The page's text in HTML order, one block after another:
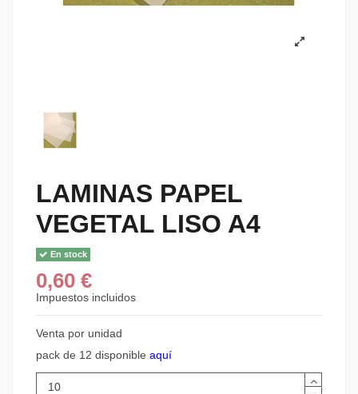
LAMINAS PAPEL
VEGETAL LISO A4
En stock
0,60 €
Impuestos incluidos
Venta por unidad
pack de 12 disponible aquí